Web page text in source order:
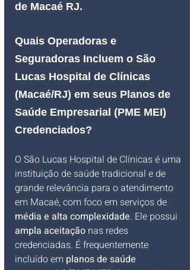
de Macaé RJ.
Quais Operadoras e
Seguradoras Incluem o São
Lucas Hospital de Clínicas
(Macaé/RJ) em seus Planos de
Saúde Empresarial (PME MEI)
Credenciados?
O São Lucas Hospital de Clínicas é uma
instituição de saúde tradicional e de
grande relevância para o atendimento
em Macaé, com foco em serviços de
média e alta complexidade. Ele possui
ampla aceitação nas redes
credenciadas. É frequentemente
incluído em planos de saúde